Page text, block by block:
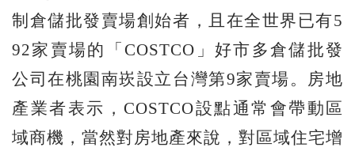
制倉儲批發賣場創始者，且在全世界已有5
92家賣場的「COSTCO」好市多倉儲批發
公司在桃園南崁設立台灣第9家賣場。房地
產業者表示，COSTCO設點通常會帶動區
域商機，當然對房地產來說，對區域住宅增